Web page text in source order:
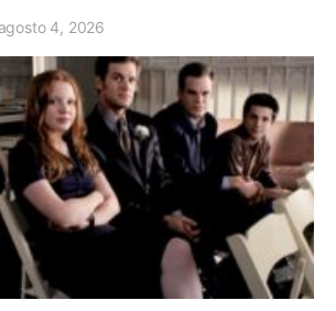
agosto 4, 2026